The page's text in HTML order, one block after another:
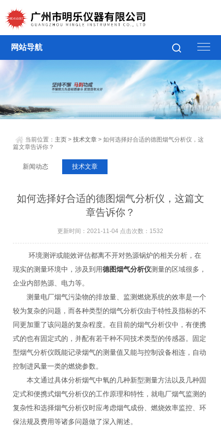
网站导航
当前位置： 主页 >技术文章 > 如何选择好合适的德图烟气分析仪，这
篇文章告诉你？
新闻动态 技术文章
如何选择好合适的德图烟气分析仪，这篇文
章告诉你？
更新时间：2021-11-04 点击次数：1532
环境测评或能效评估都离不开对热源锅炉的相关分析，在
现实的测量环境中，涉及到用德图烟气分析仪测量的区域很多，
企业内部热源、电力等。
测量电厂烟气污染物的排放量、监测燃烧系统的效率是一个
较为复杂的问题，而各种类型的烟气分析仪由于特性及指标的不
同更加重了该问题的复杂程度。在目前的烟气分析仪中，有便携
式的也有固定式的，并配有若干种不同技术类型的传感器。固定
型烟气分析仪既能记录烟气的测量值又能与控制设备相连，自动
控制进风量一类的燃烧参数。
本文通过具体分析烟气中氧的几种新型测量方法以及几种固
定式和便携式烟气分析仪的工作原理和特性，就电厂烟气监测的
复杂性和选择烟气分析仪时应考虑烟气成份、燃烧效率监控、环
保法规及费用等诸多问题做了深入阐述。